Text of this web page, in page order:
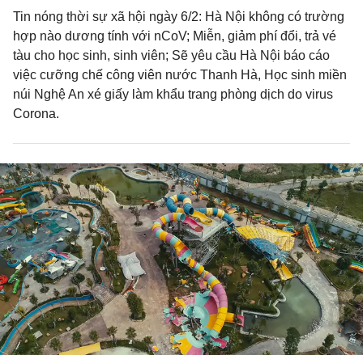
Tin nóng thời sự xã hội ngày 6/2: Hà Nội không có trường
hợp nào dương tính với nCoV; Miễn, giảm phí đổi, trả vé
tàu cho học sinh, sinh viên; Sẽ yêu cầu Hà Nội báo cáo
việc cưỡng chế công viên nước Thanh Hà, Học sinh miền
núi Nghệ An xé giấy làm khẩu trang phòng dịch do virus
Corona.